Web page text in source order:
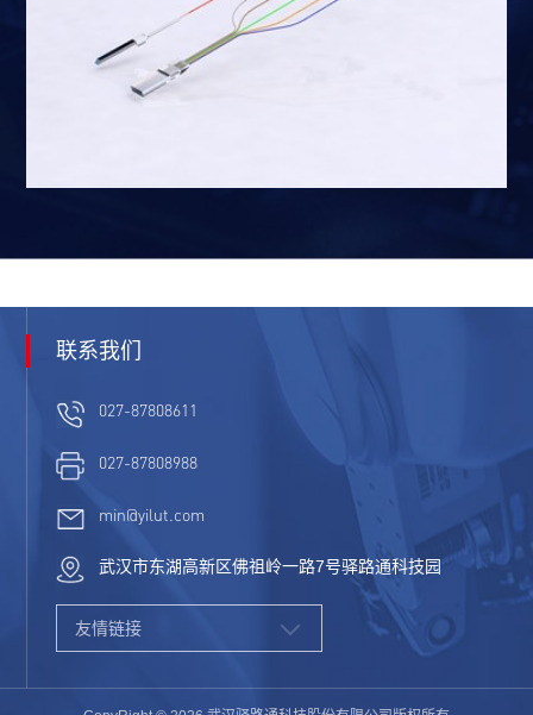
联系我们
027-87808611
027-87808988
min@yilut.com
武汉市东湖高新区佛祖岭一路7号驿路通科技园
友情链接